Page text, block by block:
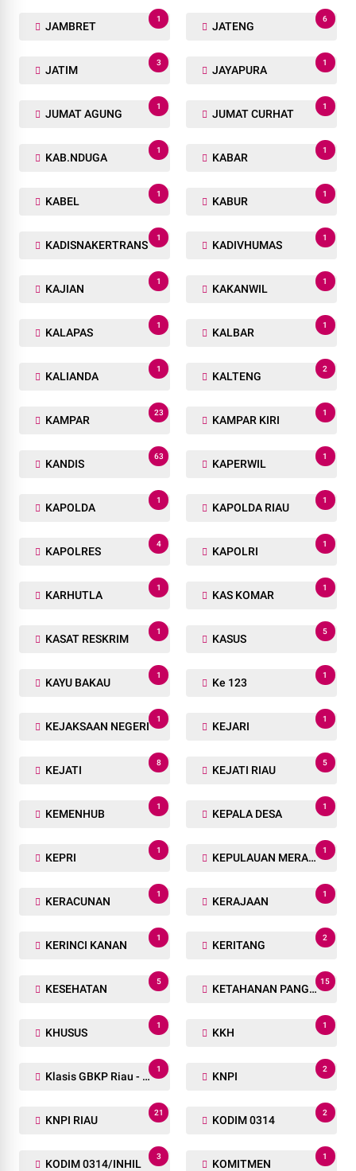
JAMBRET
1
JATENG
6
JATIM
3
JAYAPURA
1
JUMAT AGUNG
1
JUMAT CURHAT
1
KAB.NDUGA
1
KABAR
1
KABEL
1
KABUR
1
KADISNAKERTRANS
1
KADIVHUMAS
1
KAJIAN
1
KAKANWIL
1
KALAPAS
1
KALBAR
1
KALIANDA
1
KALTENG
2
KAMPAR
23
KAMPAR KIRI
1
KANDIS
63
KAPERWIL
1
KAPOLDA
1
KAPOLDA RIAU
1
KAPOLRES
4
KAPOLRI
1
KARHUTLA
1
KAS KOMAR
1
KASAT RESKRIM
1
KASUS
5
KAYU BAKAU
1
Ke 123
1
KEJAKSAAN NEGERI
1
KEJARI
1
KEJATI
8
KEJATI RIAU
5
KEMENHUB
1
KEPALA DESA
1
KEPRI
1
KEPULAUAN MERANTI
1
KERACUNAN
1
KERAJAAN
1
KERINCI KANAN
1
KERITANG
2
KESEHATAN
5
KETAHANAN PANGAN
15
KHUSUS
1
KKH
1
Klasis GBKP Riau - Sumbar.
1
KNPI
2
KNPI RIAU
21
KODIM 0314
2
KODIM 0314/INHIL
3
KOMITMEN
1